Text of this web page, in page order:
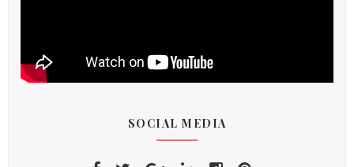
SOCIAL MEDIA